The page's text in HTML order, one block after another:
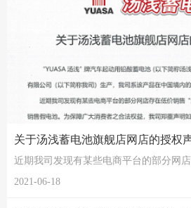
关于汤浅蓄电池旗舰店网店的授权
近期我司发现有某些电商平台的部分网店
2021-06-18